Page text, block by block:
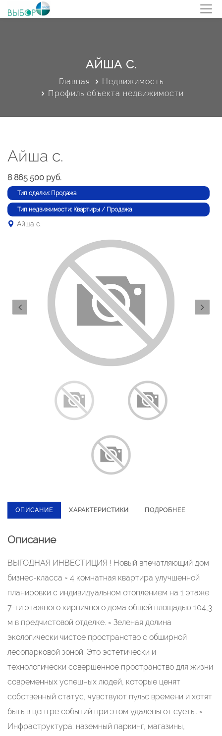
АЙША С.
Главная
Недвижимость
Профиль объекта недвижимости
Айша с.
8 865 500 руб.
Тип сделки: Продажа
Тип недвижимости: Квартиры / Продажа
Айша с.
ОПИСАНИЕ ХАРАКТЕРИСТИКИ ПОДРОБНЕЕ
Описание
ВЫГОДНАЯ ИНВЕСТИЦИЯ ! Новый впечатляющий дом
бизнес-класса ≈ 4 комнатная квартира улучшенной
планировки с индивидуальном отоплением на 1 этаже
7-ти этажного кирпичного дома общей площадью 104,3
м в предчистовой отделке. ≈ Зеленая долина
экологически чистое пространство с обширной
лесопарковой зоной. Это эстетически и
технологически совершенное пространство для жизни
современных успешных людей, которые ценят
собственный статус, чувствуют пульс времени и хотят
быть в центре событий при этом удалены от суеты. ≈
Инфраструктура: наземный паркинг, магазины,